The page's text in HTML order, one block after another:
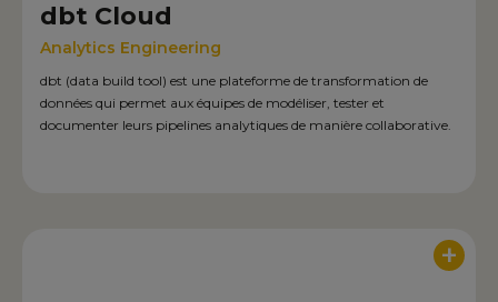
dbt Cloud
Analytics Engineering
dbt (data build tool) est une plateforme de transformation de
données qui permet aux équipes de modéliser, tester et
documenter leurs pipelines analytiques de manière collaborative.
+